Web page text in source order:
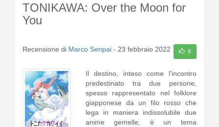
TONIKAWA: Over the Moon for
You
Recensione di Marco Senpai - 23 febbraio 2022 9
Il destino, inteso come l'incontro
predestinato tra due persone,
spesso rappresentato nel folklore
giapponese da un filo rosso che
lega in maniera indissolubile due
anime gemelle, è un tema